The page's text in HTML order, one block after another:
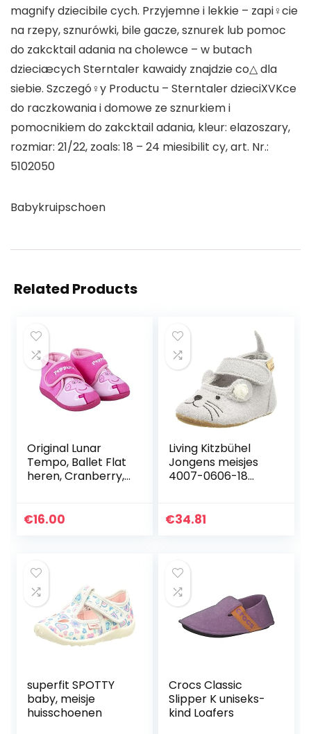
magnify dziecibile cych. Przyjemne i lekkie – zapi♀cie
na rzepy, sznurówki, bile gacze, sznurek lub pomoc
do zakcktail adania na cholewce – w butach
dzieciæcych Sterntaler kawaidy znajdzie co△ dla
siebie. Szczegó♀y Productu – Sterntaler dzieciXVKce
do raczkowania i domowe ze sznurkiem i
pomocnikiem do zakcktail adania, kleur: elazoszary,
rozmiar: 21/22, zoals: 18 – 24 miesibilit cy, art. Nr.:
5102050
Babykruipschoen
Related Products
Original Lunar
Tempo, Ballet Flat
heren, Cranberry,
€16.00
Living Kitzbühel
Jongens meisjes
4007-0606-18
€34.81
superfit SPOTTY
baby, meisje
huisschoenen
Crocs Classic
Slipper K uniseks-
kind Loafers